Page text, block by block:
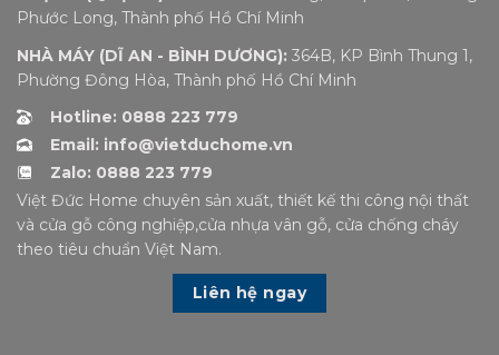
Phước Long, Thành phố Hồ Chí Minh
NHÀ MÁY (DĨ AN - BÌNH DƯƠNG): 364B, KP Bình Thung 1,
Phường Đông Hòa, Thành phố Hồ Chí Minh
Hotline: 0888 223 779
Email: info@vietduchome.vn
Zalo: 0888 223 779
Việt Đức Home chuyên sản xuất, thiết kế thi công nội thất
và cửa gỗ công nghiệp,cửa nhựa vân gỗ, cửa chống cháy
theo tiêu chuẩn Việt Nam.
Liên hệ ngay